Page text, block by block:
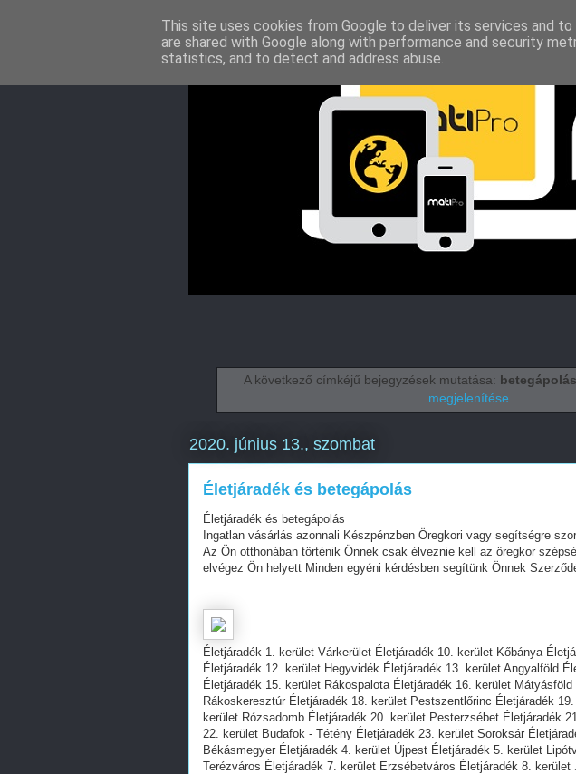
A következő címkéjű bejegyzések mutatása: betegápolás
megjelenítése
2020. június 13., szombat
Életjáradék és betegápolás
Életjáradék és betegápolás
Ingatlan vásárlás azonnali Készpénzben Öregkori vagy segítségre
Az Ön otthonában történik Önnek csak élveznie kell az öregkor
elvégez Ön helyett Minden egyéni kérdésben segítünk Önnek
Életjáradék 1. kerület Várkerület Életjáradék 10. kerület Kőbánya
Életjáradék 12. kerület Hegyvidék Életjáradék 13. kerület Angyalföld
Életjáradék 15. kerület Rákospalota Életjáradék 16. kerület
Rákoskeresztúr Életjáradék 18. kerület Pestszentlőrinc Életjáradék
kerület Rózsadomb Életjáradék 20. kerület Pesterzsébet Életjáradék
22. kerület Budafok - Tétény Életjáradék 23. kerület Soroksár
Békásmegyer Életjáradék 4. kerület Újpest Életjáradék 5. kerület
Terézváros Életjáradék 7. kerület Erzsébetváros Életjáradék 8. kerület
This site uses cookies from Google to deliver its services and
are shared with Google along with performance and security
statistics, and to detect and address abuse.